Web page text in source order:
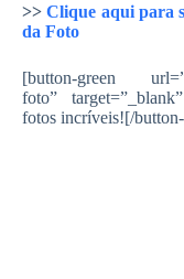
>>Clique aqui para
da Foto
[button-green
foto”
fotos incríveis![/